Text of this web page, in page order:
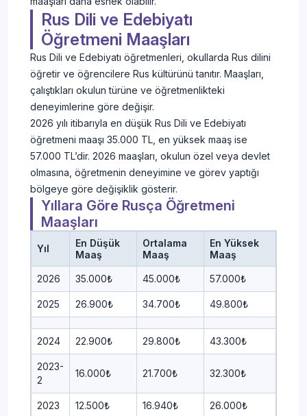
Rus Dili ve Edebiyatı
Öğretmeni Maaşları
Rus Dili ve Edebiyatı öğretmenleri, okullarda Rus dilini
öğretir ve öğrencilere Rus kültürünü tanıtır. Maaşları,
çalıştıkları okulun türüne ve öğretmenlikteki
deneyimlerine göre değişir.
2026 yılı itibarıyla en düşük Rus Dili ve Edebiyatı
öğretmeni maaşı 35.000 TL, en yüksek maaş ise
57.000 TL’dir. 2026 maaşları, okulun özel veya devlet
olmasına, öğretmenin deneyimine ve görev yaptığı
bölgeye göre değişiklik gösterir.
Yıllara Göre Rusça Öğretmeni
Maaşları
Yıl
En Düşük
Maaş
Ortalama
Maaş
En Yüksek
Maaş
2026 35.000₺ 45.000₺ 57.000₺
2025 26.900₺ 34.700₺ 49.800₺
2024 22.900₺ 29.800₺ 43.300₺
2023-
2
16.000₺ 21.700₺ 32.300₺
2023 12.500₺ 16.940₺ 26.000₺